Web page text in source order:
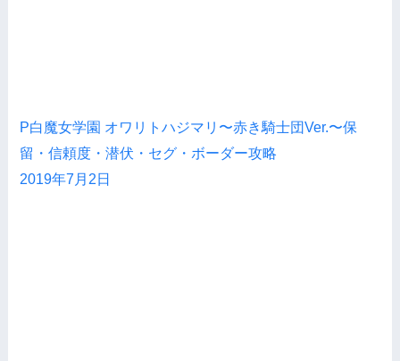
P白魔女学園 オワリトハジマリ〜赤き騎士団Ver.〜保
留・信頼度・潜伏・セグ・ボーダー攻略
2019年7月2日